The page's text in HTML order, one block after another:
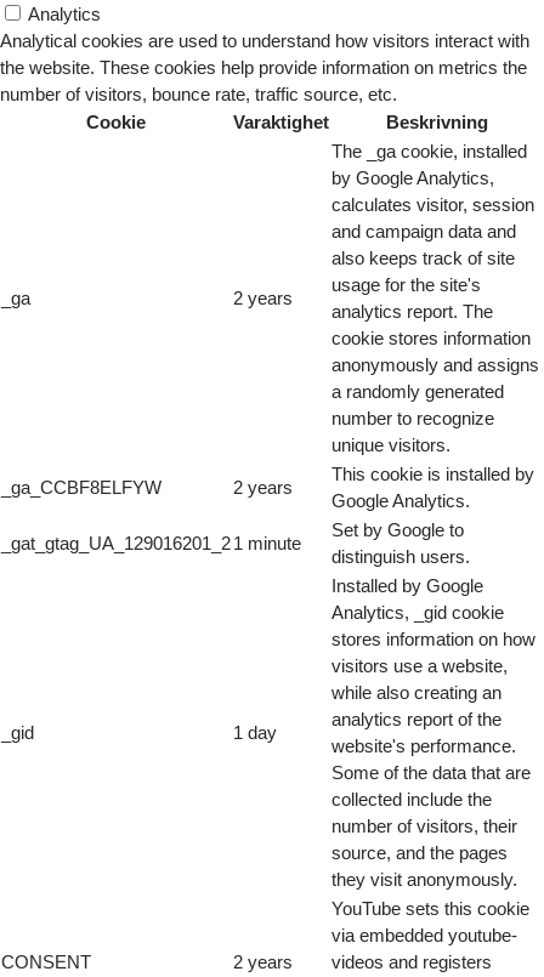
Analytics
Analytical cookies are used to understand how visitors interact with
the website. These cookies help provide information on metrics the
number of visitors, bounce rate, traffic source, etc.
Cookie
Varaktighet Beskrivning
_ga 2 years
The _ga cookie, installed
by Google Analytics,
calculates visitor, session
and campaign data and
also keeps track of site
usage for the site's
analytics report. The
cookie stores information
anonymously and assigns
a randomly generated
number to recognize
unique visitors.
_ga_CCBF8ELFYW 2 years
This cookie is installed by
Google Analytics.
_gat_gtag_UA_129016201_21 minute
Set by Google to
distinguish users.
_gid 1 day
Installed by Google
Analytics, _gid cookie
stores information on how
visitors use a website,
while also creating an
analytics report of the
website's performance.
Some of the data that are
collected include the
number of visitors, their
source, and the pages
they visit anonymously.
CONSENT 2 years
YouTube sets this cookie
via embedded youtube-
videos and registers